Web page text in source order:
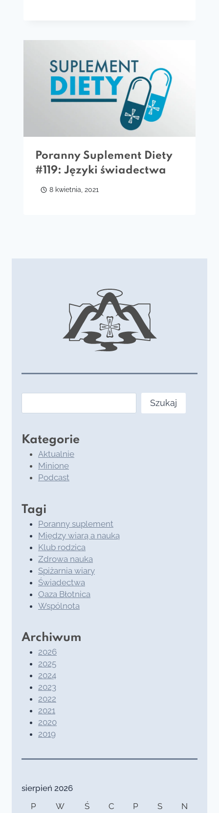
Poranny Suplement Diety
#119: Języki świadectwa
8 kwietnia, 2021
Szukaj
Kategorie
Aktualnie
Minione
Podcast
Tagi
Poranny suplement
Między wiarą a nauką
Klub rodzica
Zdrowa nauka
Spiżarnia wiary
Świadectwa
Oaza Błotnica
Wspólnota
Archiwum
2026
2025
2024
2023
2022
2021
2020
2019
sierpień 2026
P
W Ś C P S N